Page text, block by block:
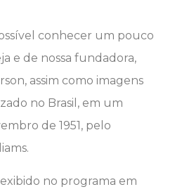
conhecer um pouco
e de nossa fundadora,
assim como imagens
no Brasil, em um
de 1951, pelo
no programa em